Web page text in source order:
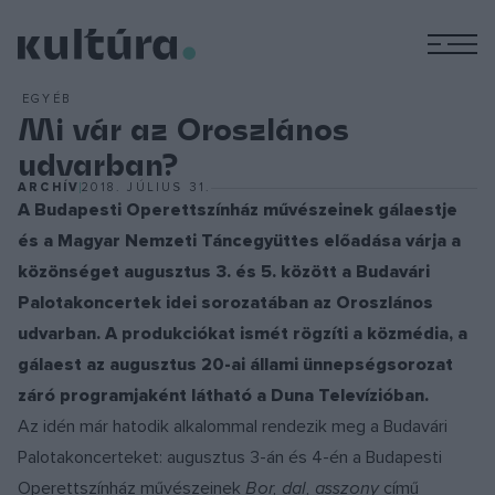
EGYÉB
Mi vár az Oroszlános
udvarban?
ARCHÍV2018. JÚLIUS 31.
A Budapesti Operettszínház művészeinek gálaestje
és a Magyar Nemzeti Táncegyüttes előadása várja a
közönséget augusztus 3. és 5. között a Budavári
Palotakoncertek idei sorozatában az Oroszlános
udvarban. A produkciókat ismét rögzíti a közmédia, a
gálaest az augusztus 20-ai állami ünnepségsorozat
záró programjaként látható a Duna Televízióban.
Az idén már hatodik alkalommal rendezik meg a Budavári
Palotakoncerteket: augusztus 3-án és 4-én a Budapesti
Operettszínház művészeinek Bor, dal, asszony című